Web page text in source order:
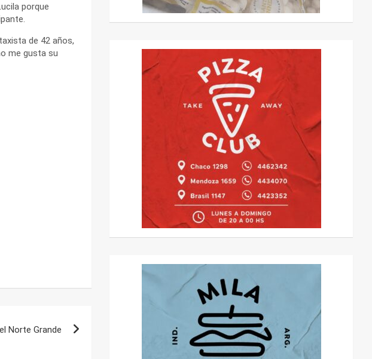
porque
de 42 años,
me gusta su
Norte Grande